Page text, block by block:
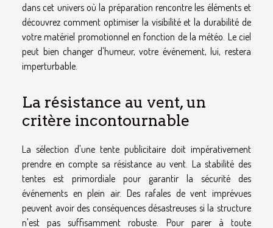
dans cet univers où la préparation rencontre les éléments et
découvrez comment optimiser la visibilité et la durabilité de
votre matériel promotionnel en fonction de la météo. Le ciel
peut bien changer d'humeur, votre événement, lui, restera
imperturbable.
La résistance au vent, un
critère incontournable
La sélection d'une tente publicitaire doit impérativement
prendre en compte sa résistance au vent. La stabilité des
tentes est primordiale pour garantir la sécurité des
événements en plein air. Des rafales de vent imprévues
peuvent avoir des conséquences désastreuses si la structure
n'est pas suffisamment robuste. Pour parer à toute